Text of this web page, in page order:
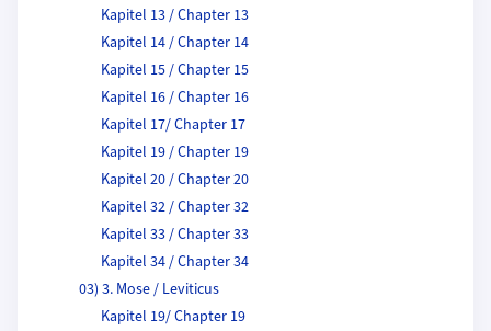
Kapitel 13 / Chapter 13
Kapitel 14 / Chapter 14
Kapitel 15 / Chapter 15
Kapitel 16 / Chapter 16
Kapitel 17/ Chapter 17
Kapitel 19 / Chapter 19
Kapitel 20 / Chapter 20
Kapitel 32 / Chapter 32
Kapitel 33 / Chapter 33
Kapitel 34 / Chapter 34
03) 3. Mose / Leviticus
Kapitel 19/ Chapter 19